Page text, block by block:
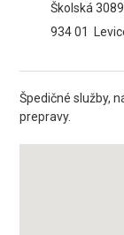
Školská
934 01
Špedičné služby,
prepravy.